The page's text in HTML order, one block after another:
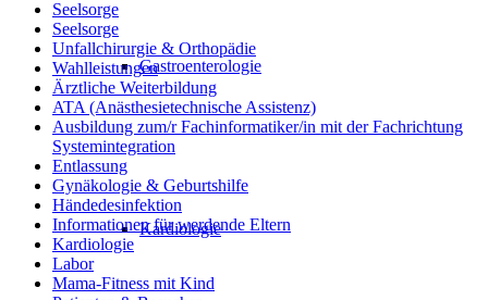
Gastroenterologie
Kardiologie
Seelsorge
Seelsorge
Unfallchirurgie & Orthopädie
Wahlleistungen
Ärztliche Weiterbildung
ATA (Anästhesietechnische Assistenz)
Ausbildung zum/r Fachinformatiker/in mit der Fachrichtung
Systemintegration
Entlassung
Gynäkologie & Geburtshilfe
Händedesinfektion
Informationen für werdende Eltern
Kardiologie
Labor
Mama-Fitness mit Kind